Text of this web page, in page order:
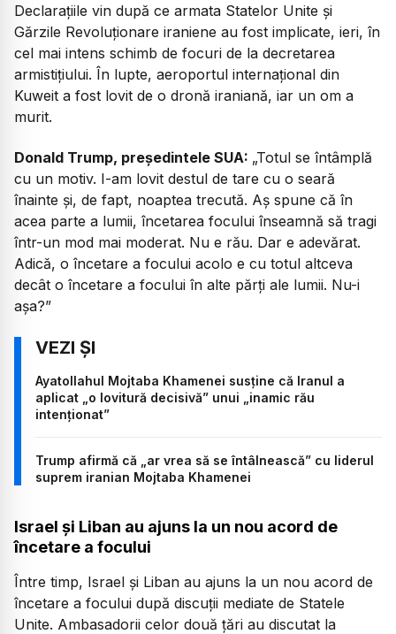
Declarațiile vin după ce armata Statelor Unite și
Gărzile Revoluționare iraniene au fost implicate, ieri, în
cel mai intens schimb de focuri de la decretarea
armistițiului. În lupte, aeroportul internațional din
Kuweit a fost lovit de o dronă iraniană, iar un om a
murit.
Donald Trump, președintele SUA: „Totul se întâmplă
cu un motiv. I-am lovit destul de tare cu o seară
înainte și, de fapt, noaptea trecută. Aș spune că în
acea parte a lumii, încetarea focului înseamnă să tragi
într-un mod mai moderat. Nu e rău. Dar e adevărat.
Adică, o încetare a focului acolo e cu totul altceva
decât o încetare a focului în alte părți ale lumii. Nu-i
așa?”
Ayatollahul Mojtaba Khamenei susține că Iranul a
aplicat „o lovitură decisivă” unui „inamic rău
intenționat”
Trump afirmă că „ar vrea să se întâlnească” cu liderul
suprem iranian Mojtaba Khamenei
Israel și Liban au ajuns la un nou acord de
încetare a focului
Între timp, Israel și Liban au ajuns la un nou acord de
încetare a focului după discuții mediate de Statele
Unite. Ambasadorii celor două țări au discutat la